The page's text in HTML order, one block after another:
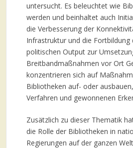
untersucht. Es beleuchtet wie
werden und beinhaltet auch
die Verbesserung der
Infrastruktur und die
politischen Output zur
Breitbandmaßnahmen vor Ort
konzentrieren sich auf
Bibliotheken auf- oder
Verfahren und gewonnenen
Zusätzlich zu dieser Thematik
die Rolle der Bibliotheken in
Regierungen auf der ganzen